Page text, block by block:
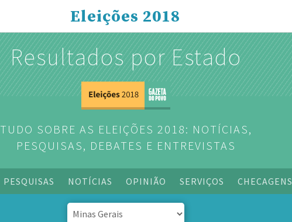
Eleições 2018
Resultados por Estado
TUDO SOBRE AS ELEIÇÕES 2018: NOTÍCIAS,
PESQUISAS, DEBATES E ENTREVISTAS
PESQUISAS NOTÍCIAS OPINIÃO SERVIÇOS CHECAGENS